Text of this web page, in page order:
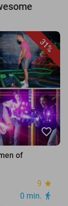
31%
favorite_border
of
9 star
0 min. directions_walk